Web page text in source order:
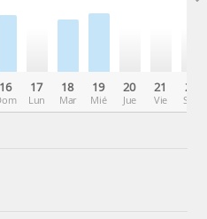
16 17
Lun
18
Mar
19
Mié
20
Jue
21
Vie
22
Sáb